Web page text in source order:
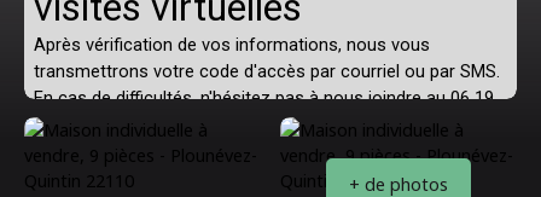
ACCUEIL ACHETER LOUER
+ de photos